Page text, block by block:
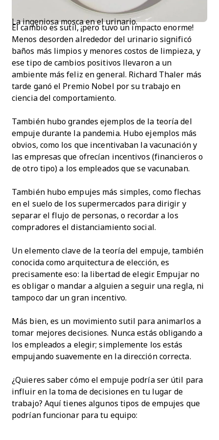
La ingeniosa mosca en el urinario.
El cambio es sutil, ¡pero tuvo un impacto enorme!
Menos desorden alrededor del urinario significó
baños más limpios y menores costos de limpieza, y
ese tipo de cambios positivos llevaron a un
ambiente más feliz en general. Richard Thaler más
tarde ganó el Premio Nobel por su trabajo en
ciencia del comportamiento.
También hubo grandes ejemplos de la teoría del
empuje durante la pandemia. Hubo ejemplos más
obvios, como los que incentivaban la vacunación y
las empresas que ofrecían incentivos (financieros o
de otro tipo) a los empleados que se vacunaban.
También hubo empujes más simples, como flechas
en el suelo de los supermercados para dirigir y
separar el flujo de personas, o recordar a los
compradores el distanciamiento social.
Un elemento clave de la teoría del empuje, también
conocida como arquitectura de elección, es
precisamente eso: la libertad de elegir. Empujar no
es obligar o mandar a alguien a seguir una regla, ni
tampoco dar un gran incentivo.
Más bien, es un movimiento sutil para animarlos a
tomar mejores decisiones. Nunca estás obligando a
los empleados a elegir; simplemente los estás
empujando suavemente en la dirección correcta.
¿Quieres saber cómo el empuje podría ser útil para
influir en la toma de decisiones en tu lugar de
trabajo? Aquí tienes algunos tipos de empujes que
podrían funcionar para tu equipo: